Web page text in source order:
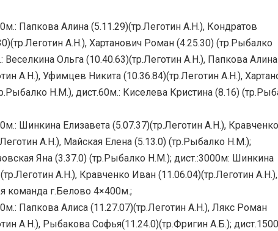
Папкова Алина (5.11.29)(тр.Леготин А.Н.), Кондратов
А.Н.), Хартанович Роман (4.25.30) (тр.Рыбалко
Веселкина Ольга (10.40.63)(тр.Леготин А.Н.), Папкова Алина
А.Н.), Уфимцев Никита (10.36.84)(тр.Леготин А.Н.),
Н.М.), дист.60м.: Киселева Кристина (8.16)
Шинкина Елизавета (5.07.37)(тр.Леготин А.Н.), Кравченко
А.Н.), Майская Елена (5.13.0) (тр.Рыбалко Н.М.);
Яна (3.37.0) (тр.Рыбалко Н.М.); дист.:3000м: Шинкина
А.Н.), Кравченко Иван (11.06.04)(тр.Леготин А.Н.),
команда г.Белово 4×400м.;
Папкова Алиса (11.27.07)(тр.Леготин А.Н.), Лякс Роман
А.Н.), Рыбакова Софья(11.24.0)(тр.Фригин А.Б.);